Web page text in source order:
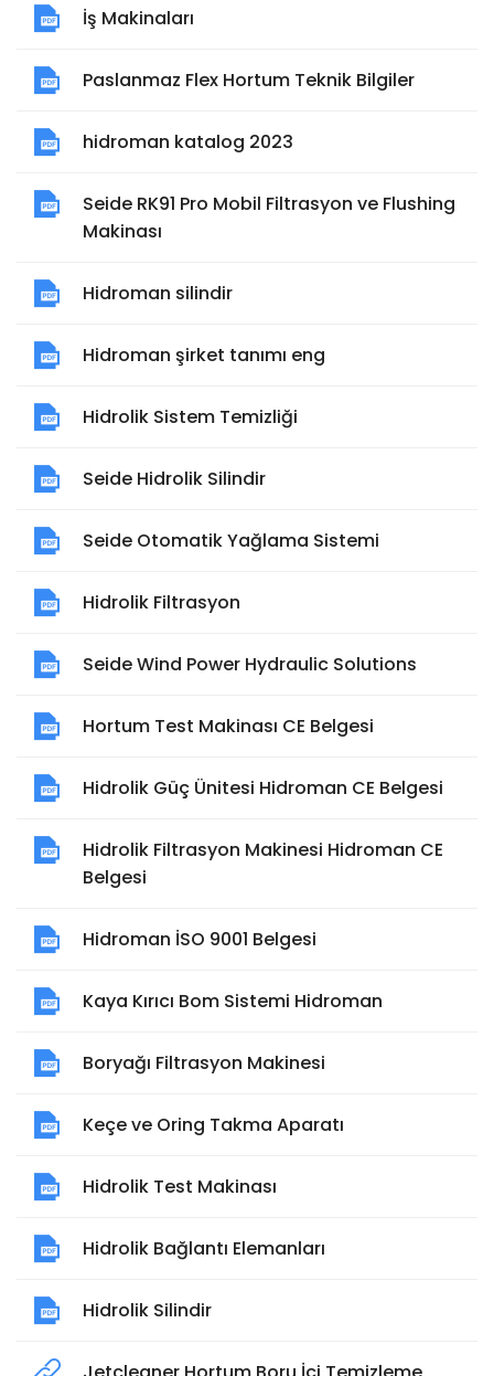
İş Makinaları
Paslanmaz Flex Hortum Teknik Bilgiler
hidroman katalog 2023
Seide RK91 Pro Mobil Filtrasyon ve Flushing
Makinası
Hidroman silindir
Hidroman şirket tanımı eng
Hidrolik Sistem Temizliği
Seide Hidrolik Silindir
Seide Otomatik Yağlama Sistemi
Hidrolik Filtrasyon
Seide Wind Power Hydraulic Solutions
Hortum Test Makinası CE Belgesi
Hidrolik Güç Ünitesi Hidroman CE Belgesi
Hidrolik Filtrasyon Makinesi Hidroman CE
Belgesi
Hidroman İSO 9001 Belgesi
Kaya Kırıcı Bom Sistemi Hidroman
Boryağı Filtrasyon Makinesi
Keçe ve Oring Takma Aparatı
Hidrolik Test Makinası
Hidrolik Bağlantı Elemanları
Hidrolik Silindir